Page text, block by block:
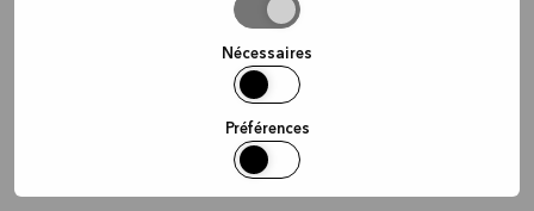
Nécessaires
Préférences